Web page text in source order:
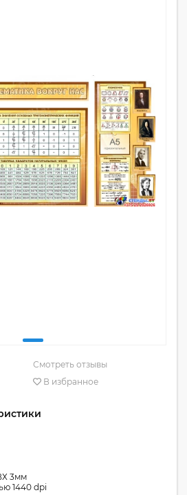
Смотреть отзывы
В избранное
3мм
1440 dpi